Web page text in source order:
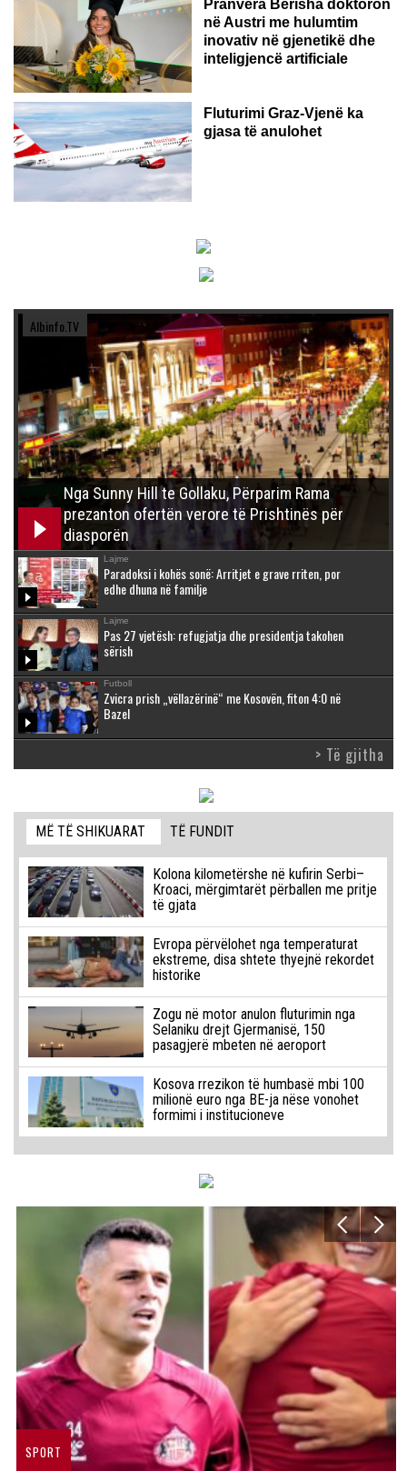
Pranvera Berisha doktoron
në Austri me hulumtim
inovativ në gjenetikë dhe
inteligjencë artificiale
Fluturimi Graz-Vjenë ka
gjasa të anulohet
Albinfo.TV
Nga Sunny Hill te Gollaku, Përparim Rama
prezanton ofertën verore të Prishtinës për
diasporën
Lajme
Paradoksi i kohës sonë: Arritjet e grave rriten, por
edhe dhuna në familje
Lajme
Pas 27 vjetësh: refugjatja dhe presidentja takohen
sërish
Futboll
Zvicra prish „vëllazërinë“ me Kosovën, fiton 4:0 në
Bazel
> Të gjitha
MË TË SHIKUARAT TË FUNDIT
Kolona kilometërshe në kufirin Serbi–
Kroaci, mërgimtarët përballen me pritje
të gjata
Evropa përvëlohet nga temperaturat
ekstreme, disa shtete thyejnë rekordet
historike
Zogu në motor anulon fluturimin nga
Selaniku drejt Gjermanisë, 150
pasagjerë mbeten në aeroport
Kosova rrezikon të humbasë mbi 100
milionë euro nga BE-ja nëse vonohet
formimi i institucioneve
SPORT